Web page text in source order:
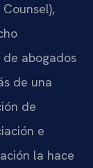
abogados
de una
de
e
la hace